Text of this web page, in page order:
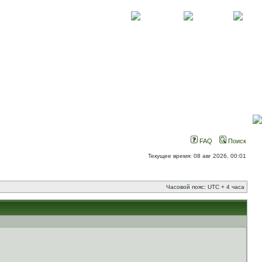
FAQ Поиск
Текущее время: 08 авг 2026, 00:01
Часовой пояс: UTC + 4 часа